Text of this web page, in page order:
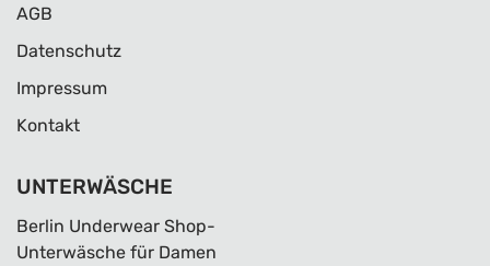
AGB
Datenschutz
Impressum
Kontakt
UNTERWÄSCHE
Berlin Underwear Shop-
Unterwäsche für Damen